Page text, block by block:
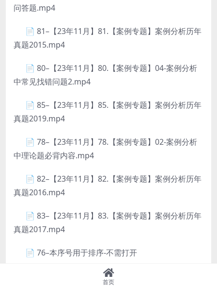
问答题.mp4
📄 81–【23年11月】81.【案例专题】案例分析历年
真题2015.mp4
📄 80–【23年11月】80.【案例专题】04-案例分析
中常见找错问题2.mp4
📄 85–【23年11月】85.【案例专题】案例分析历年
真题2019.mp4
📄 78–【23年11月】78.【案例专题】02-案例分析
中理论题必背内容.mp4
📄 82–【23年11月】82.【案例专题】案例分析历年
真题2016.mp4
📄 83–【23年11月】83.【案例专题】案例分析历年
真题2017.mp4
📄 76–本序号用于排序-不需打开
📄 84–【23年11月】84.【案例专题】案例分析历年
首页